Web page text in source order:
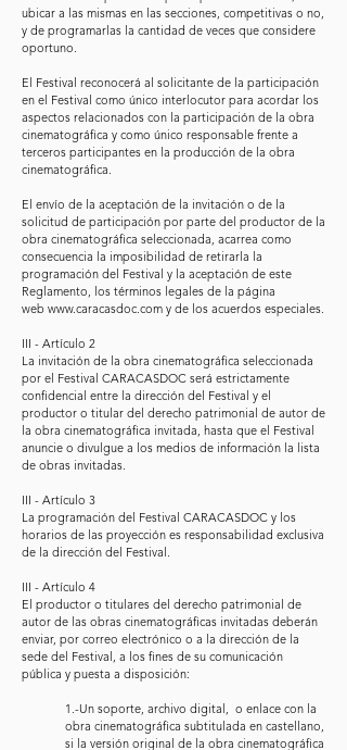
ubicar a las mismas en las secciones, competitivas o no,
y de programarlas la cantidad de veces que considere
oportuno.
El Festival reconocerá al solicitante de la participación
en el Festival como único interlocutor para acordar los
aspectos relacionados con la participación de la obra
cinematográfica y como único responsable frente a
terceros participantes en la producción de la obra
cinematográfica.
El envío de la aceptación de la invitación o de la
solicitud de participación por parte del productor de la
obra cinematográfica seleccionada, acarrea como
consecuencia la imposibilidad de retirarla la
programación del Festival y la aceptación de este
Reglamento, los términos legales de la página
web www.caracasdoc.com y de los acuerdos especiales.
III - Artículo 2
La invitación de la obra cinematográfica seleccionada
por el Festival CARACASDOC será estrictamente
confidencial entre la dirección del Festival y el
productor o titular del derecho patrimonial de autor de
la obra cinematográfica invitada, hasta que el Festival
anuncie o divulgue a los medios de información la lista
de obras invitadas.
III - Artículo 3
La programación del Festival CARACASDOC y los
horarios de las proyección es responsabilidad exclusiva
de la dirección del Festival.
III - Artículo 4
El productor o titulares del derecho patrimonial de
autor de las obras cinematográficas invitadas deberán
enviar, por correo electrónico o a la dirección de la
sede del Festival, a los fines de su comunicación
pública y puesta a disposición:
1.-Un soporte, archivo digital, o enlace con la
obra cinematográfica subtitulada en castellano,
si la versión original de la obra cinematográfica